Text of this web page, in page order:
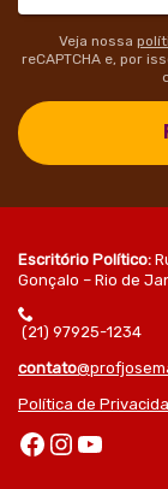
Veja nossa
reCAPTCHA e, por
Escritório Político:
Gonçalo – Rio de
(21) 97925-1234
contato
Política de
Facebook Instagram Youtube